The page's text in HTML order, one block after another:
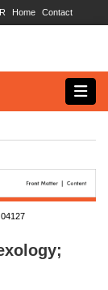
Contact
Home